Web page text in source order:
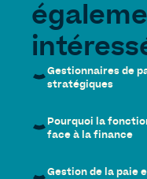
Gestionnaires de
stratégiques
Pourquoi la
face à la finance
Gestion de la paie